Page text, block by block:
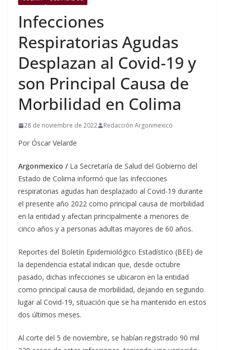
Infecciones
Respiratorias Agudas
Desplazan al Covid-19 y
son Principal Causa de
Morbilidad en Colima
28 de noviembre de 2022 Redacción Argonmexico
Por Óscar Velarde
Argonmexico / La Secretaría de Salud del Gobierno del
Estado de Colima informó que las infecciones
respiratorias agudas han desplazado al Covid-19 durante
el presente año 2022 como principal causa de morbilidad
en la entidad y afectan principalmente a menores de
cinco años y a personas adultas mayores de 60 años.
Reportes del Boletín Epidemiológico Estadístico (BEE) de
la dependencia estatal indican que, desde octubre
pasado, dichas infecciones se ubicaron en la entidad
como principal causa de morbilidad, dejando en segundo
lugar al Covid-19, situación que se ha mantenido en estos
dos últimos meses.
Al corte del 5 de noviembre, se habían registrado 90 mil